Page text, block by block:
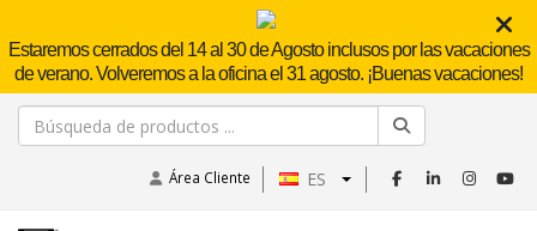
Estaremos cerrados del 14 al 30 de Agosto inclusos por las vacaciones
de verano. Volveremos a la oficina el 31 agosto. ¡Buenas vacaciones!
Área Cliente ES